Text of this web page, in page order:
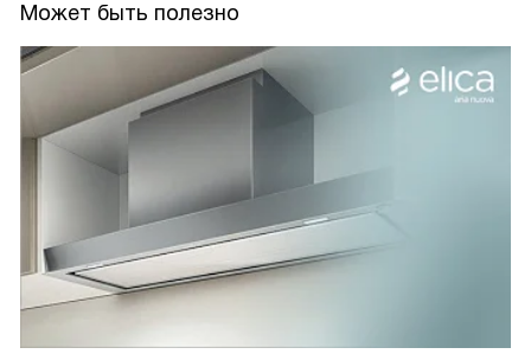
Может быть полезно